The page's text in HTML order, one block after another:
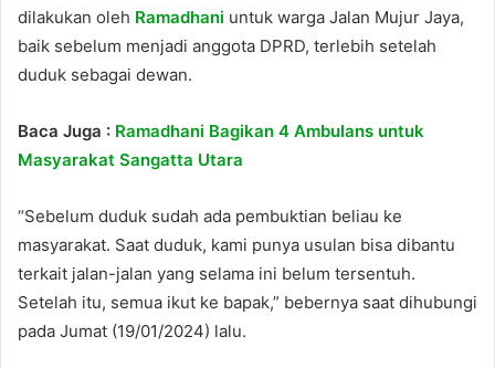
dilakukan oleh Ramadhani untuk warga Jalan Mujur Jaya,
baik sebelum menjadi anggota DPRD, terlebih setelah
duduk sebagai dewan.
Baca Juga : Ramadhani Bagikan 4 Ambulans untuk
Masyarakat Sangatta Utara
“Sebelum duduk sudah ada pembuktian beliau ke
masyarakat. Saat duduk, kami punya usulan bisa dibantu
terkait jalan-jalan yang selama ini belum tersentuh.
Setelah itu, semua ikut ke bapak,” bebernya saat dihubungi
pada Jumat (19/01/2024) lalu.